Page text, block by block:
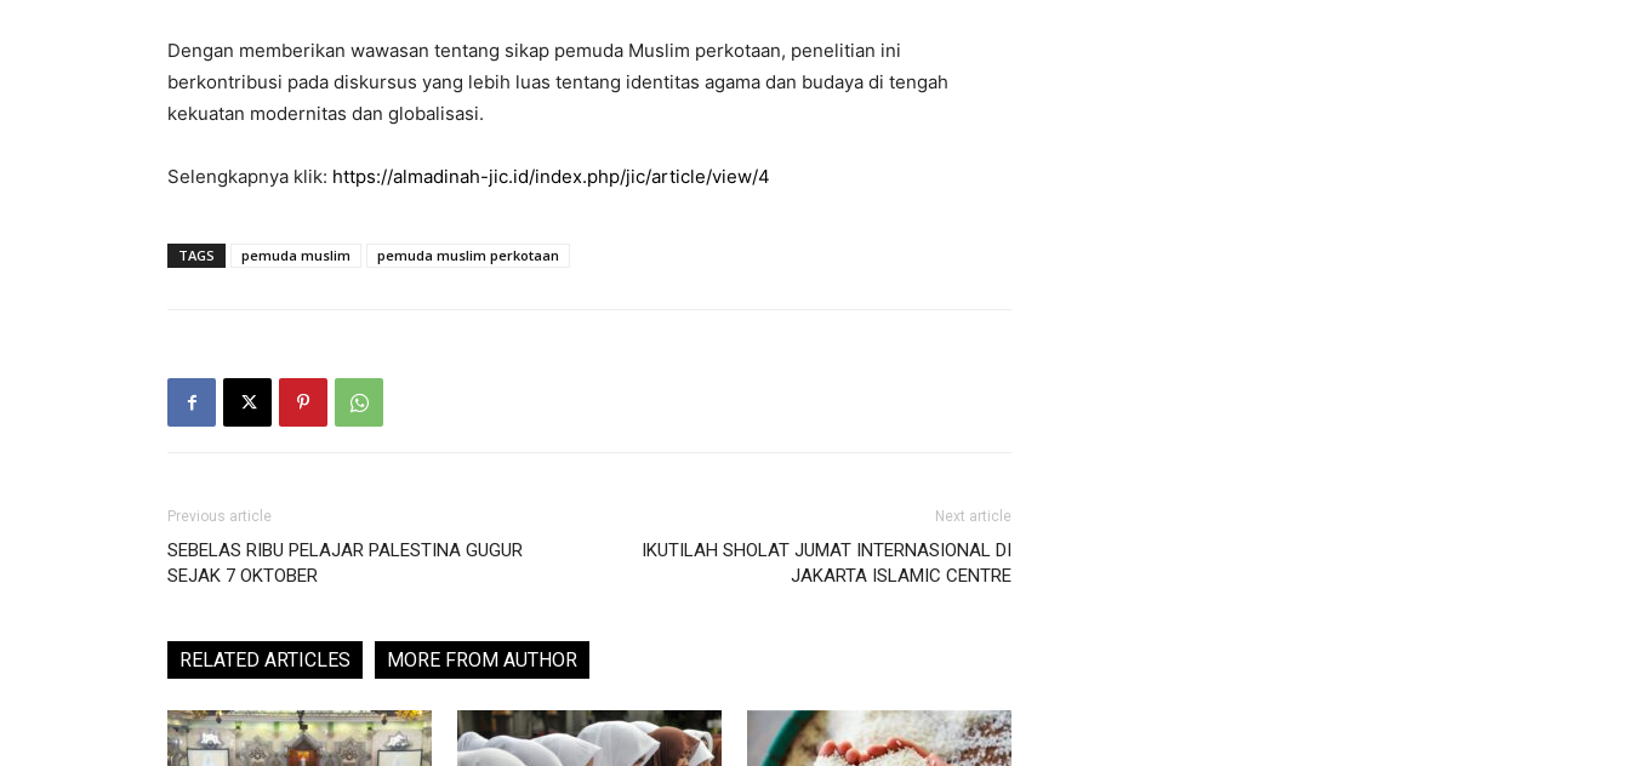
Dengan memberikan wawasan tentang sikap pemuda Muslim perkotaan, penelitian ini
berkontribusi pada diskursus yang lebih luas tentang identitas agama dan budaya di tengah
kekuatan modernitas dan globalisasi.
Selengkapnya klik: https://almadinah-jic.id/index.php/jic/article/view/4
TAGS pemuda muslim pemuda muslim perkotaan
Previous article
SEBELAS RIBU PELAJAR PALESTINA GUGUR
SEJAK 7 OKTOBER
Next article
IKUTILAH SHOLAT JUMAT INTERNASIONAL DI
JAKARTA ISLAMIC CENTRE
RELATED ARTICLES MORE FROM AUTHOR